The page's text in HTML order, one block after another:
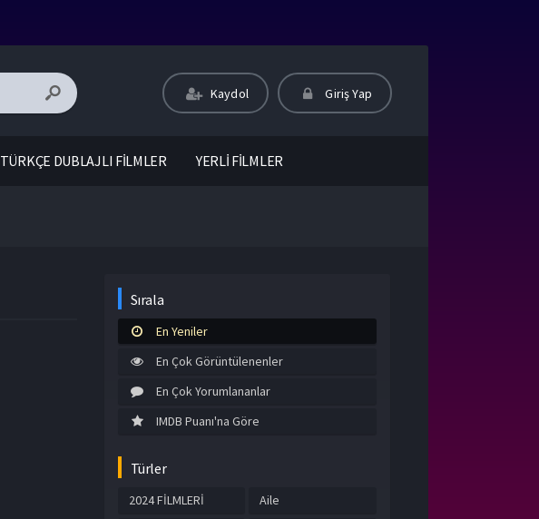
Kaydol Giriş Yap
TÜRKÇE DUBLAJLI FİLMLER YERLİ FİLMLER
Sırala
En Yeniler
En Çok Görüntülenenler
En Çok Yorumlananlar
IMDB Puanı'na Göre
Türler
2024 FİLMLERİ
Aile